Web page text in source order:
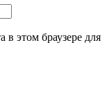
в этом браузере для